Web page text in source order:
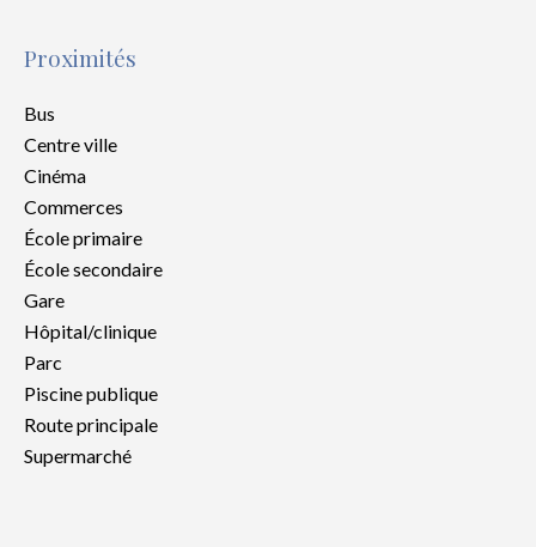
Proximités
Bus
Centre ville
Cinéma
Commerces
École primaire
École secondaire
Gare
Hôpital/clinique
Parc
Piscine publique
Route principale
Supermarché